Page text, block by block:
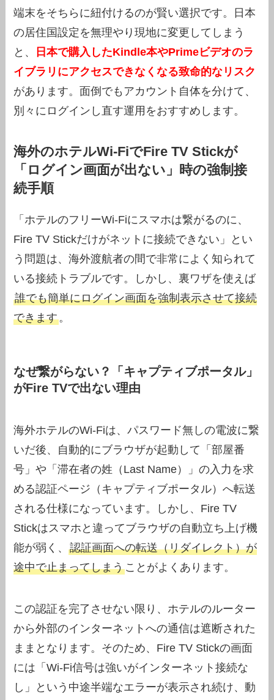
端末をそちらに紐付けるのが賢い選択です。日本
の居住国設定を無理やり現地に変更してしまう
と、
日本で購入したKindle本やPrimeビデオのラ
イブラリにアクセスできなくなる致命的なリスク
があります。面倒でもアカウント自体を分けて、
別々にログインし直す運用をおすすめします。
海外のホテルWi-FiでFire TV Stickが
「ログイン画面が出ない」時の強制接
続手順
「ホテルのフリーWi-Fiにスマホは繋がるのに、
Fire TV Stickだけがネットに接続できない」とい
う問題は、海外渡航者の間で非常によく知られて
いる接続トラブルです。しかし、裏ワザを使えば
誰でも簡単にログイン画面を強制表示させて接続
できます。
なぜ繋がらない？「キャプティブポータル」
がFire TVで出ない理由
海外ホテルのWi-Fiは、パスワード無しの電波に繋
いだ後、自動的にブラウザが起動して「部屋番
号」や「滞在者の姓（Last Name）」の入力を求
める認証ページ（キャプティブポータル）へ転送
される仕様になっています。しかし、Fire TV
Stickはスマホと違ってブラウザの自動立ち上げ機
能が弱く、認証画面への転送（リダイレクト）が
途中で止まってしまうことがよくあります。
この認証を完了させない限り、ホテルのルーター
から外部のインターネットへの通信は遮断された
ままとなります。そのため、Fire TV Stickの画面
には「Wi-Fi信号は強いがインターネット接続な
し」という中途半端なエラーが表示され続け、動